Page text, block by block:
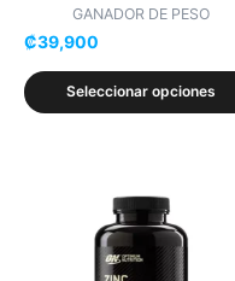
GANADOR DE PESO
₡39,900
Seleccionar opciones
en
página
de
producto
tiene
múltiples